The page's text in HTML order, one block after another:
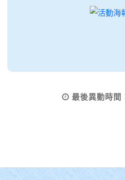
最後異動時間